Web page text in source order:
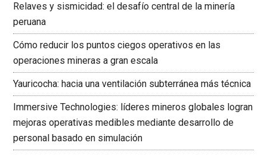
Relaves y sismicidad: el desafío central de la minería
peruana
Cómo reducir los puntos ciegos operativos en las
operaciones mineras a gran escala
Yauricocha: hacia una ventilación subterránea más técnica
Immersive Technologies: líderes mineros globales logran
mejoras operativas medibles mediante desarrollo de
personal basado en simulación